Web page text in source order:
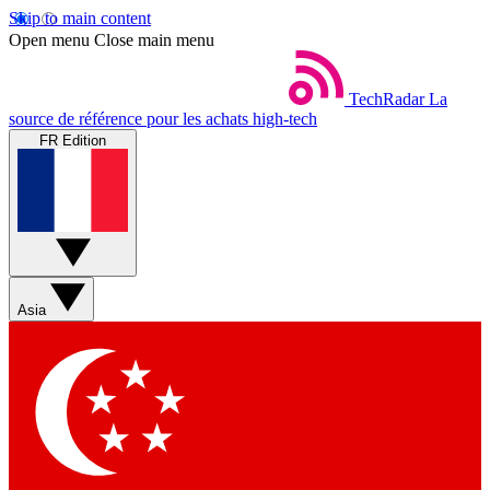
Skip to main content
Open menu Close main menu
TechRadar La
source de référence pour les achats high-tech
FR Edition
Asia